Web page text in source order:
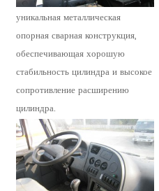
уникальная металлическая
опорная сварная конструкция,
обеспечивающая хорошую
стабильность цилиндра и высокое
сопротивление расширению
цилиндра.